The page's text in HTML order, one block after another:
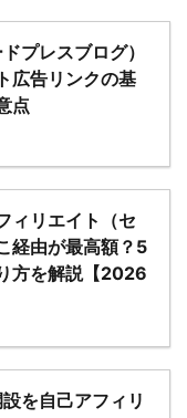
プレスブログ）
広告リンクの基
点
ィリエイト（セ
経由が最高額？5
方を解説【2026
を自己アフィリ